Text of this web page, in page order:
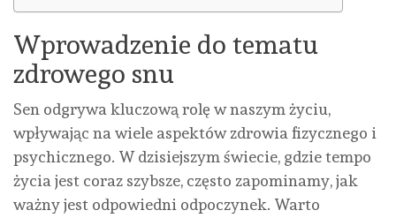
Wprowadzenie do tematu
zdrowego snu
Sen odgrywa kluczową rolę w naszym życiu,
wpływając na wiele aspektów zdrowia fizycznego i
psychicznego. W dzisiejszym świecie, gdzie tempo
życia jest coraz szybsze, często zapominamy, jak
ważny jest odpowiedni odpoczynek. Warto